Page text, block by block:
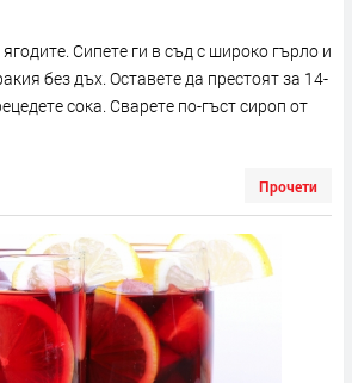
Сипете ги в съд с широко гърло и
без дъх. Оставете да престоят за 14-
сока. Сварете по-гъст сироп от
Прочети